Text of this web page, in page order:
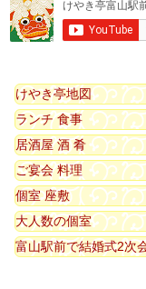
けやき亭地図
ランチ 食事
居酒屋 酒 肴
ご宴会 料理
個室 座敷
大人数の個室
富山駅前で結婚式2次